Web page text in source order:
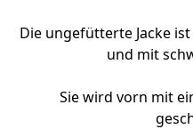
Die ungefütterte Jacke
und mit
Sie wird vorn mit